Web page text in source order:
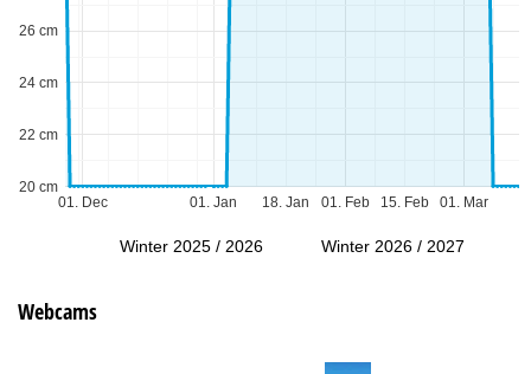
01. Dec 01. Jan 01. Feb 01. Mar
18. Jan 15. Feb
20 cm
22 cm
24 cm
26 cm
Winter 2025 / 2026 Winter 2026 / 2027
Webcams